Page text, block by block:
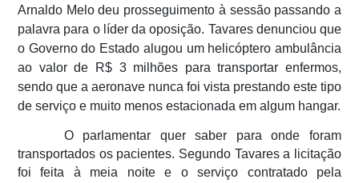
Arnaldo Melo deu prosseguimento à sessão passando a
palavra para o líder da oposição. Tavares denunciou que
o Governo do Estado alugou um helicóptero ambulância
ao valor de R$ 3 milhões para transportar enfermos,
sendo que a aeronave nunca foi vista prestando este tipo
de serviço e muito menos estacionada em algum hangar.
O parlamentar quer saber para onde foram
transportados os pacientes. Segundo Tavares a licitação
foi feita à meia noite e o serviço contratado pela